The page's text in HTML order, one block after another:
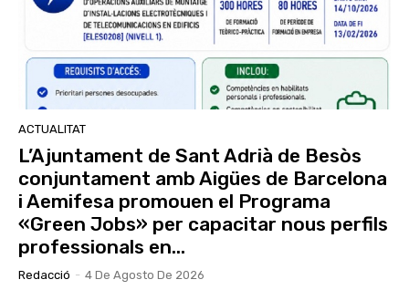
ACTUALITAT
L’Ajuntament de Sant Adrià de Besòs
conjuntament amb Aigües de Barcelona
i Aemifesa promouen el Programa
«Green Jobs» per capacitar nous perfils
professionals en...
Redacció - 4 De Agosto De 2026